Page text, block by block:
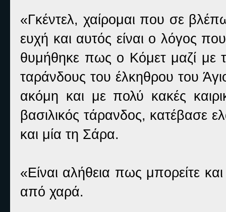
«Γκέντελ, χαίρομαι που σε
ευχή και αυτός είναι ο λόγος
θυμήθηκε πως ο Κόμετ μαζί με
ταράνδους του έλκηθρου του
ακόμη και με πολύ κακές
βασιλικός τάρανδος, κατέβασε
και μία τη Σάρα.
«Είναι αλήθεια πως μπορείτε
από χαρά.